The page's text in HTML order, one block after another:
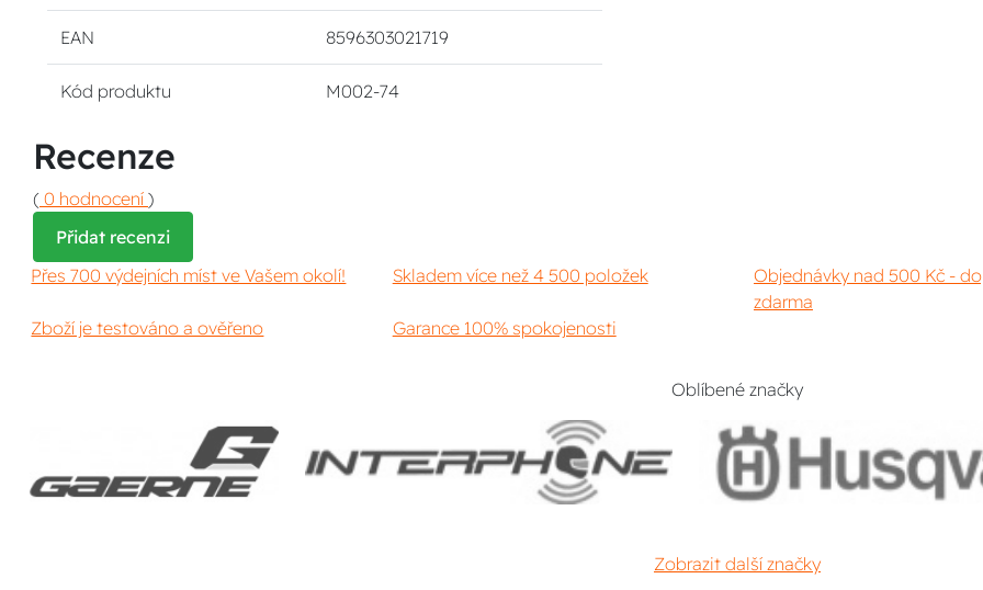
EAN 8596303021719
Kód produktu M002-74
Recenze
( 0 hodnocení )
Přidat recenzi
Přes 700 výdejních míst ve Vašem okolí!
Skladem více než 4 500 položek
Objednávky nad 500 Kč -
zdarma
Zboží je testováno a ověřeno
Garance 100% spokojenosti
Oblíbené značky
Zobrazit další značky